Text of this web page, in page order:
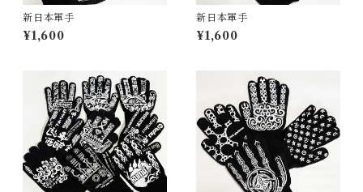
新日本軍手
¥1,600
新日本軍手
¥1,600